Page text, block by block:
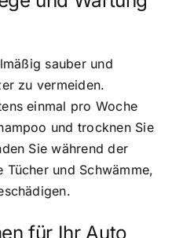
sauber und
zu vermeiden.
einmal pro Woche
und trocknen Sie
Sie während der
Tücher und Schwämme,
für Ihr Auto